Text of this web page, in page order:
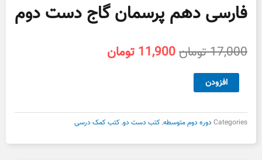
فارسی دهم پرسمان گاج دست دوم
17,000تومانقیمت
11,900 تومان
دهم
گاج
دست
دوم
افزودن
Categories دوره دوم متوسطه,کتب دست دو,کتب کمک درسی